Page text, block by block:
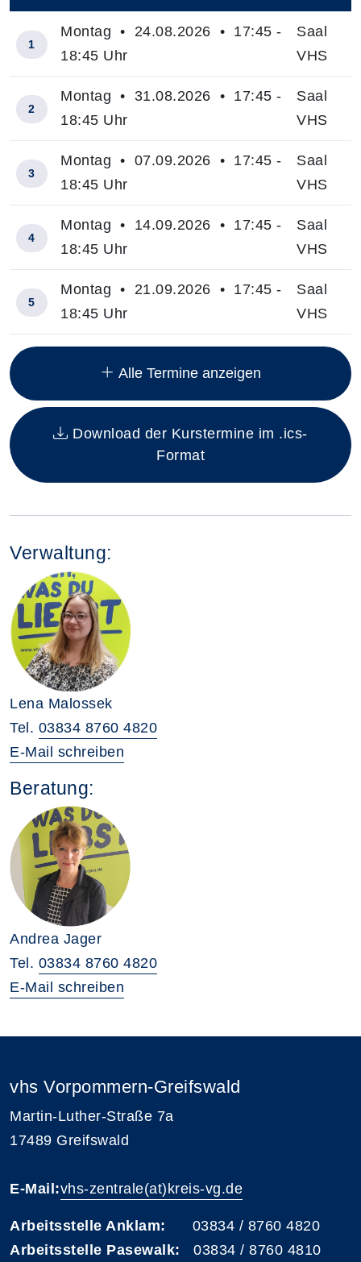
Insgesamt gibt es 14 Termine zum diesen Kurs
1
Montag • 24.08.2026 • 17:45 -
18:45 Uhr
Saal
VHS
2
Montag • 31.08.2026 • 17:45 -
18:45 Uhr
Saal
VHS
3
Montag • 07.09.2026 • 17:45 -
18:45 Uhr
Saal
VHS
4
Montag • 14.09.2026 • 17:45 -
18:45 Uhr
Saal
VHS
5
Montag • 21.09.2026 • 17:45 -
18:45 Uhr
Saal
VHS
Alle Termine anzeigen
Download der Kurstermine im .ics-
Format
Verwaltung:
Lena Malossek
Tel. 03834 8760 4820
E-Mail schreiben
Beratung:
Andrea Jager
Tel. 03834 8760 4820
E-Mail schreiben
vhs Vorpommern-Greifswald
Martin-Luther-Straße 7a
17489 Greifswald
E-Mail:vhs-zentrale(at)kreis-vg.de
Arbeitsstelle Anklam: 03834 / 8760 4820
Arbeitsstelle Pasewalk: 03834 / 8760 4810